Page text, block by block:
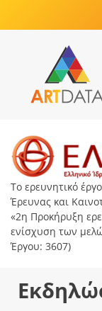
Το ερευνητικό
Έρευνας και
«2η Προκήρυξη
ενίσχυση των
Έργου: 3607)